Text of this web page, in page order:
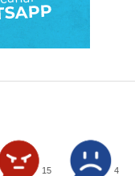
15 4